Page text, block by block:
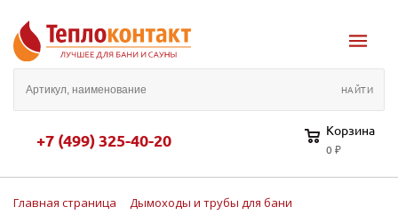
+7 (499) 325-40-20 Корзина
0 ₽
Главная страница
Дымоходы и трубы для бани